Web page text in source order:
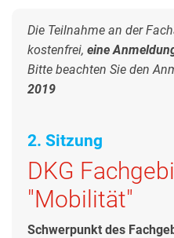
Die Teilnahme an der
kostenfrei, eine
Bitte beachten Sie den
2019
2. Sitzung
DKG
"Mobilität"
Schwerpunkt des